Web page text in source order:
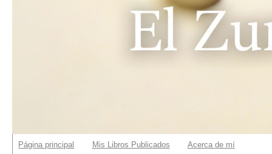
Página principal Mis Libros Publicados Acerca de mí